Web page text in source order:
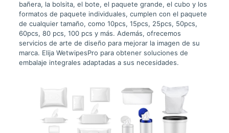
bañera, la bolsita, el bote, el paquete grande, el cubo y los
formatos de paquete individuales, cumplen con el paquete
de cualquier tamaño, como 10pcs, 15pcs, 25pcs, 50pcs,
60pcs, 80 pcs, 100 pcs y más. Además, ofrecemos
servicios de arte de diseño para mejorar la imagen de su
marca. Elija WetwipesPro para obtener soluciones de
embalaje integrales adaptadas a sus necesidades.